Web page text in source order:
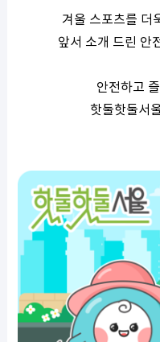
겨울 스포츠를 더
앞서 소개 드린 안
안전하고
핫둘핫둘서